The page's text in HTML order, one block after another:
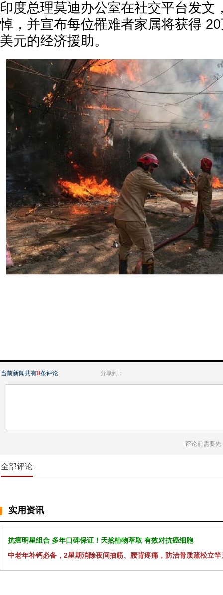
印度总理莫迪办公室在社交平台发文
悼，并宣布每位罹难者家属将获得
美元的经济援助。
当前新闻共有0条评论 分享到：
评论前需要先
全部评论
实用资讯
抗癌明星组合 多年口碑保证！天然植物萃取 有效对抗癌细胞
中老年补钙必备，2星期消除夜间抽筋、腰背疼痛，防治骨质疏松立竿